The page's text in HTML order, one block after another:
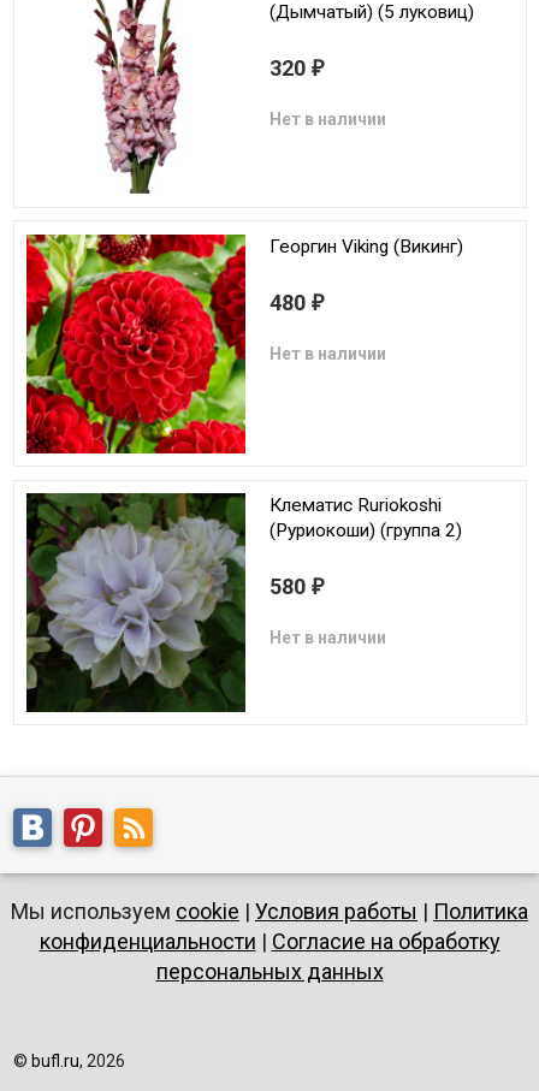
(Дымчатый) (5 луковиц)
320 ₽
Нет в наличии
Георгин Viking (Викинг)
480 ₽
Нет в наличии
Клематис Ruriokoshi
(Руриокоши) (группа 2)
580 ₽
Нет в наличии
Мы используем cookie | Условия работы | Политика
конфиденциальности | Согласие на обработку
персональных данных
© bufl.ru, 2026